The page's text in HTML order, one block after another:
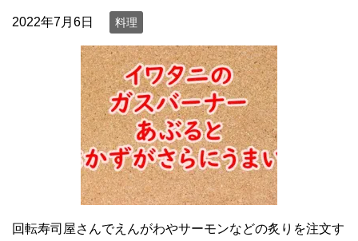
2022年7月6日 料理
回転寿司屋さんでえんがわやサーモンなどの炙りを注文す